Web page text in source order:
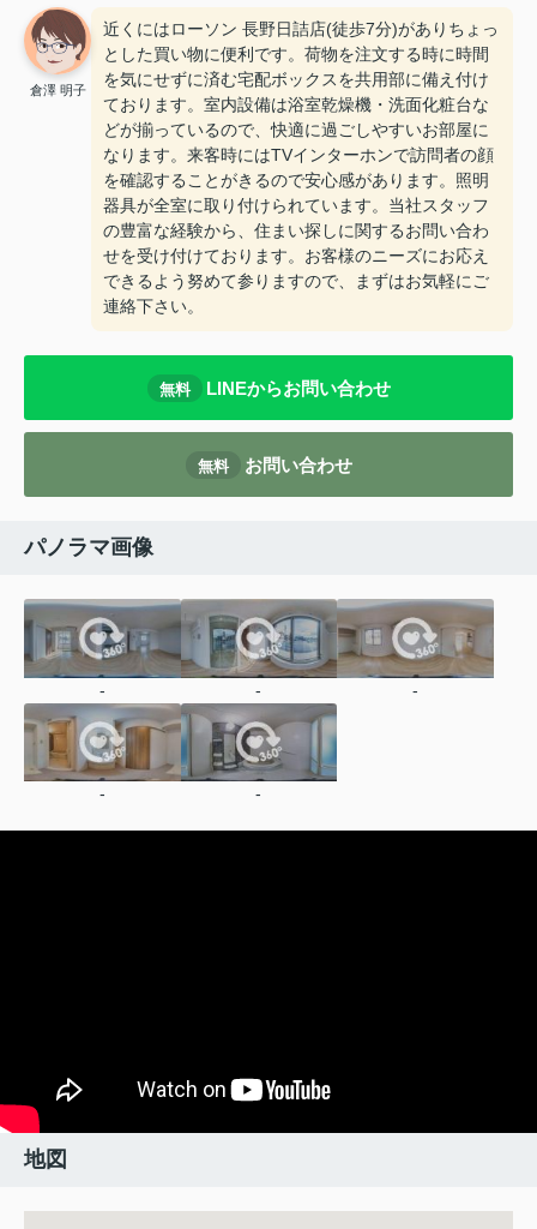
倉澤 明子
近くにはローソン 長野日詰店(徒歩7分)がありちょっ
とした買い物に便利です。荷物を注文する時に時間
を気にせずに済む宅配ボックスを共用部に備え付け
ております。室内設備は浴室乾燥機・洗面化粧台な
どが揃っているので、快適に過ごしやすいお部屋に
なります。来客時にはTVインターホンで訪問者の顔
を確認することがきるので安心感があります。照明
器具が全室に取り付けられています。当社スタッフ
の豊富な経験から、住まい探しに関するお問い合わ
せを受け付けております。お客様のニーズにお応え
できるよう努めて参りますので、まずはお気軽にご
連絡下さい。
無料 LINEからお問い合わせ
無料 お問い合わせ
パノラマ画像
- - -
- -
地図